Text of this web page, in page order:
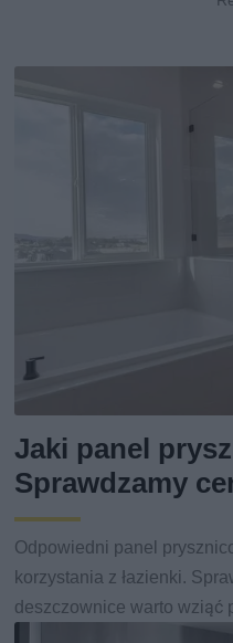
Jaki panel
Sprawdzamy
Odpowiedni panel
korzystania z łazienki.
deszczownice warto wziąć